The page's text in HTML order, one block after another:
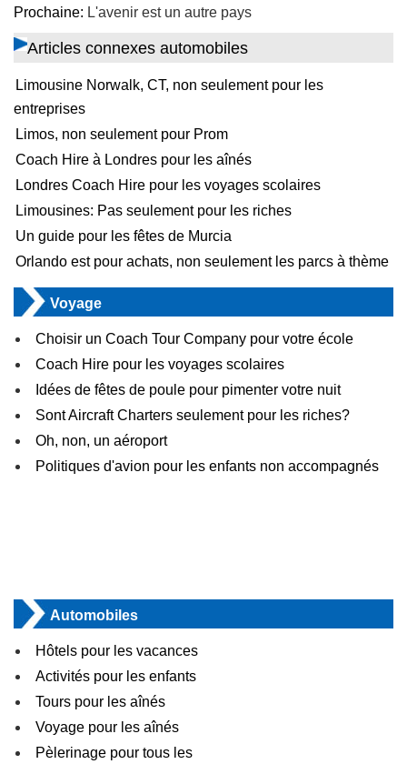
Prochaine: L'avenir est un autre pays
Articles connexes automobiles
Limousine Norwalk, CT, non seulement pour les
entreprises
Limos, non seulement pour Prom
Coach Hire à Londres pour les aînés
Londres Coach Hire pour les voyages scolaires
Limousines: Pas seulement pour les riches
Un guide pour les fêtes de Murcia
Orlando est pour achats, non seulement les parcs à thème
Voyage
Choisir un Coach Tour Company pour votre école
Coach Hire pour les voyages scolaires
Idées de fêtes de poule pour pimenter votre nuit
Sont Aircraft Charters seulement pour les riches?
Oh, non, un aéroport
Politiques d'avion pour les enfants non accompagnés
Automobiles
Hôtels pour les vacances
Activités pour les enfants
Tours pour les aînés
Voyage pour les aînés
Pèlerinage pour tous les